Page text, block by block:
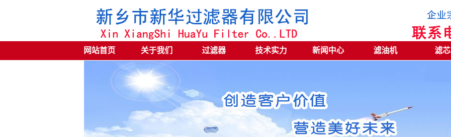
网站首页 关于我们 过滤器 技术实力 新闻中心 滤油机 滤芯